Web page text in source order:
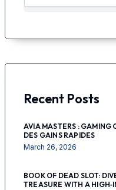
Recent Posts
AVIA MASTERS : GAMING
DES GAINS RAPIDES
March 26, 2026
BOOK OF DEAD SLOT:
TREASURE WITH A